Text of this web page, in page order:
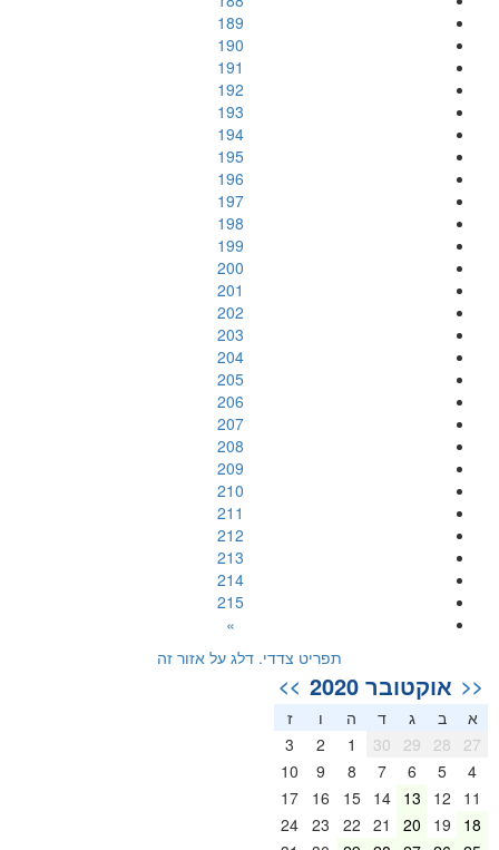
189
190
191
192
193
194
195
196
197
198
199
200
201
202
203
204
205
206
207
208
209
210
211
212
213
214
215
»
תפריט צדדי. דלג על אזור זה
<< אוקטובר 2020 >>
א ב ג ד ה
ז
27
28
29
30
1
2
3
4
5
6
7
8
9
10
11
12
13
14
15
16
17
18
19
20
21
22
23
24